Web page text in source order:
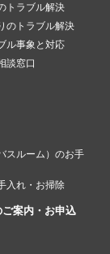
トラブル解決
のトラブル解決
ル事象と対応
談窓口
スルーム）のお手
入れ・お掃除
案内・お申込